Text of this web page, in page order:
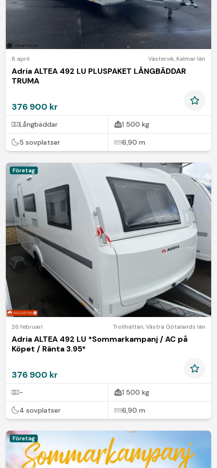
8 april Västervik, Kalmar län
Adria ALTEA 492 LU PLUSPAKET LÅNGBÄDDAR
TRUMA
376 900 kr
Långbäddar 1 500 kg
5 sovplatser 6,90 m
Företag
26 februari Trollhättan,Västra Götalands län
Adria ALTEA 492 LU *Sommarkampanj / AC på
Köpet / Ränta 3.95*
376 900 kr
- 1 500 kg
4 sovplatser 6,90 m
Företag